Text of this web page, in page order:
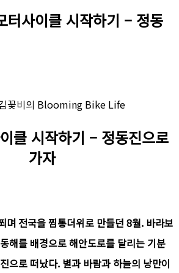
터사이클 시작하기 – 정동
꽃비의 Blooming Bike Life
클 시작하기 – 정동진으로
가자
며 전국을 찜통더위로 만들던 8월. 바라보
해를 배경으로 해안도로를 달리는 기분
으로 떠났다. 별과 바람과 하늘의 낭만이